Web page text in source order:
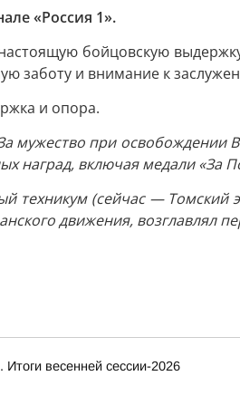
«Россия 1».
бойцовскую
заботу и внимание к
и опора.
мужество при
наград, включая медали «За
техникум (сейчас —
движения, возглавлял
весенней сессии-2026